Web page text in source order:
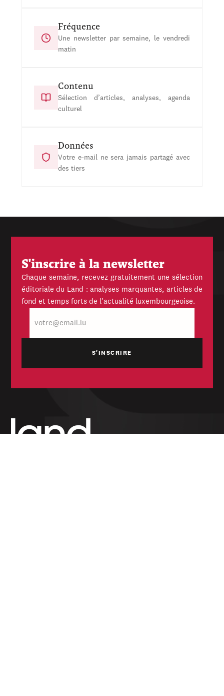
Fréquence
Une newsletter par semaine, le vendredi
matin
Contenu
Sélection d’articles, analyses, agenda
culturel
Données
Votre e-mail ne sera jamais partagé avec
des tiers
S'inscrire à la newsletter
Chaque semaine, recevez gratuitement une sélection
éditoriale du Land : analyses marquantes, articles de
fond et temps forts de l'actualité luxembourgeoise.
mail